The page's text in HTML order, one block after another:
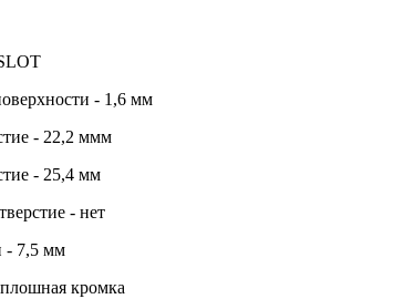
- 1,6 мм
- 22,2 ммм
- 25,4 мм
- нет
- 7,5 мм
кромка